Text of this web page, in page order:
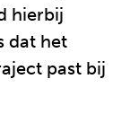
hierbij
dat het
past bij